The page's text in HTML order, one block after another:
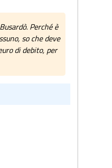
Perché è
so che deve
di debito, per